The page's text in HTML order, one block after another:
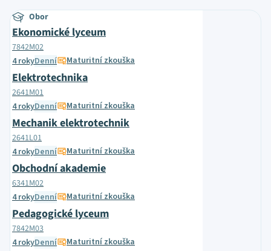
Obor
Ekonomické lyceum
7842M02
4 rokyDenní Maturitní zkouška
Elektrotechnika
2641M01
4 rokyDenní Maturitní zkouška
Mechanik elektrotechnik
2641L01
4 rokyDenní Maturitní zkouška
Obchodní akademie
6341M02
4 rokyDenní Maturitní zkouška
Pedagogické lyceum
7842M03
4 rokyDenní Maturitní zkouška